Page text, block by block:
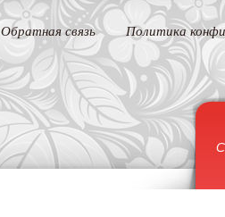
Обратная связь Политика